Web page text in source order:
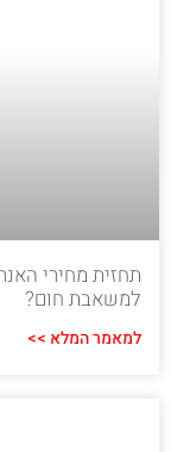
למשאבת חום?
למאמר המלא >>